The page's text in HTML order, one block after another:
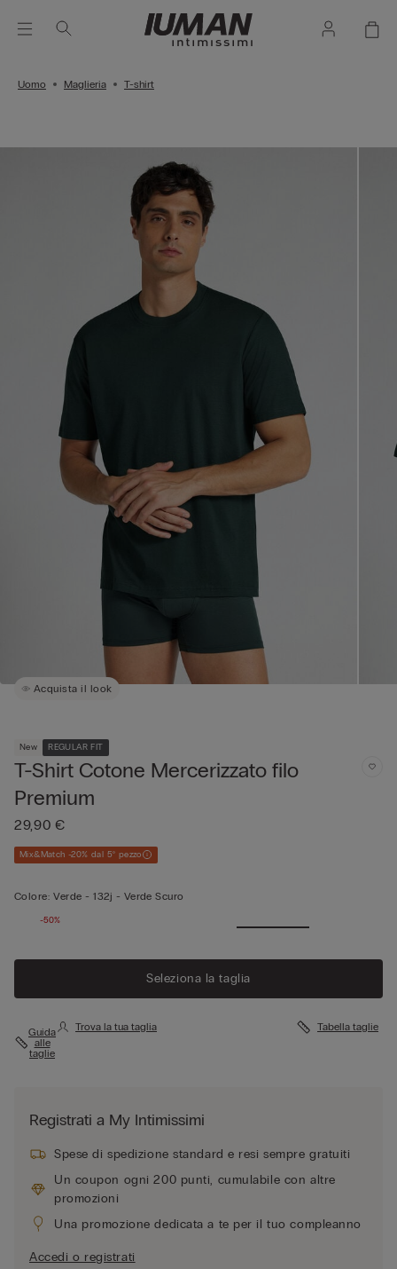
Uomo Maglieria T-shirt
Acquista il look
New REGULAR FIT
T-Shirt Cotone Mercerizzato filo
Premium
29,90 €
Mix&Match -20% dal 5° pezzo
Colore: Verde -132j - Verde Scuro
-50%
Seleziona la taglia
Guida
alle
taglie
Trova la tua taglia Tabella taglie
Registrati a My Intimissimi
Spese di spedizione standard e resi sempre gratuiti
Un coupon ogni 200 punti, cumulabile con altre
promozioni
Una promozione dedicata a te per il tuo compleanno
Accedi o registrati